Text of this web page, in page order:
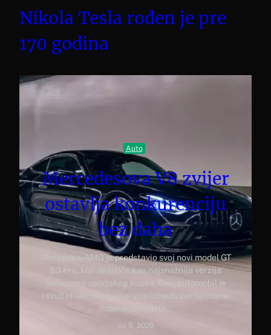
Nikola Tesla rođen je pre
170 godina
Auto
Mercedesova V8 zvijer
ostavlja konkurenciju
bez daha
Mercedes-AMG je predstavio svoj novi model GT
63 Pro, koji se ističe kao najsnažnija verzija
luksuznog sportskog kupea. Ovaj automobil je
rezultat savršene sinergije između performansi
superautomobila…
jul 9, 2026